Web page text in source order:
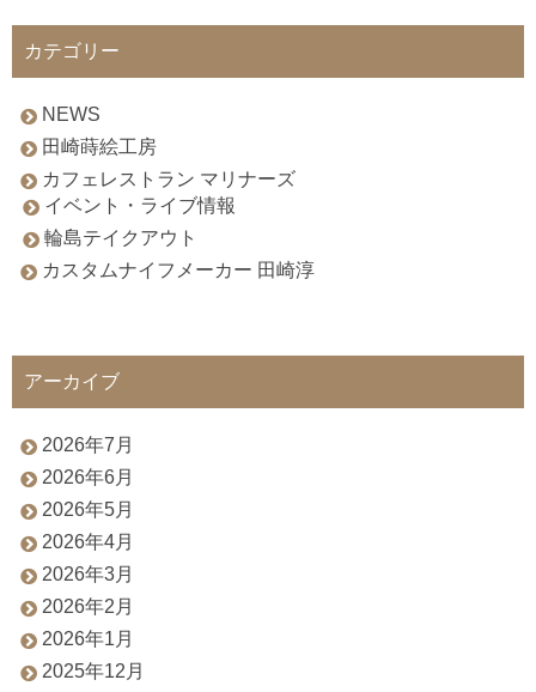
カテゴリー
NEWS
田崎蒔絵工房
カフェレストラン マリナーズ
イベント・ライブ情報
輪島テイクアウト
カスタムナイフメーカー 田崎淳
アーカイブ
2026年7月
2026年6月
2026年5月
2026年4月
2026年3月
2026年2月
2026年1月
2025年12月